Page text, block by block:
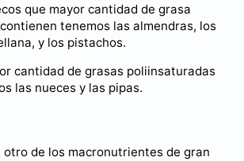
que mayor cantidad de grasa
tenemos las almendras, los
y los pistachos.
cantidad de grasas poliinsaturadas
las nueces y las pipas.
otro de los macronutrientes de gran